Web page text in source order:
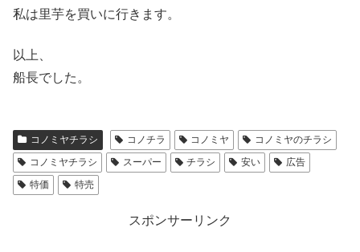
私は里芋を買いに行きます。
以上、
船長でした。
コノミヤチラシ コノチラ コノミヤ
コノミヤのチラシ
コノミヤチラシ
スーパー チラシ 安い
広告
特価
特売
スポンサーリンク